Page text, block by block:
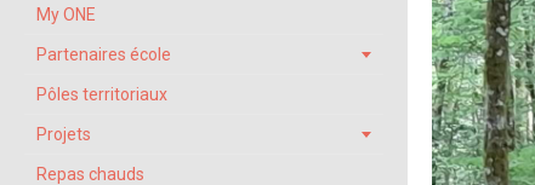
My ONE
Partenaires école
Pôles territoriaux
Projets
Repas chauds